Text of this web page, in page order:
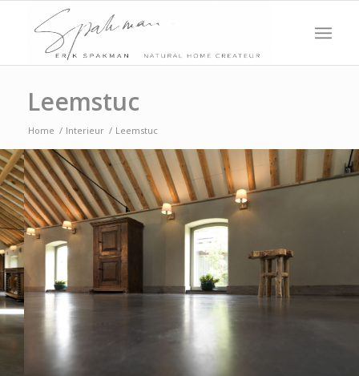
Leemstuc
Home / Interieur / Leemstuc